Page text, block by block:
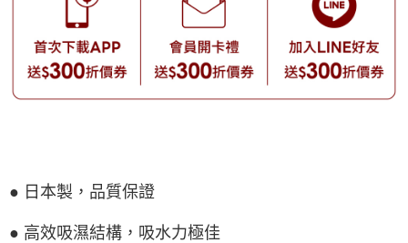
● 日本製，品質保證
● 高效吸濕結構，吸水力極佳